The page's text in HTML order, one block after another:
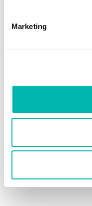
Marketing